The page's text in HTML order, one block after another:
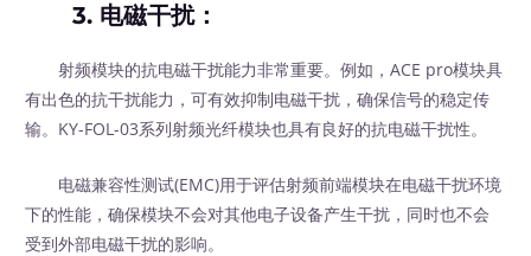
3. 电磁干扰：
射频模块的抗电磁干扰能力非常重要。例如，ACE pro模块具
有出色的抗干扰能力，可有效抑制电磁干扰，确保信号的稳定传
输。KY-FOL-03系列射频光纤模块也具有良好的抗电磁干扰性。
电磁兼容性测试(EMC)用于评估射频前端模块在电磁干扰环境
下的性能，确保模块不会对其他电子设备产生干扰，同时也不会
受到外部电磁干扰的影响。